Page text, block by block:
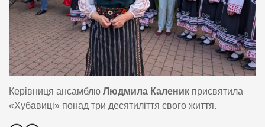
Керівниця ансамблю Людмила Каленик присвятила
«Хубавиці» понад три десятиліття свого життя.